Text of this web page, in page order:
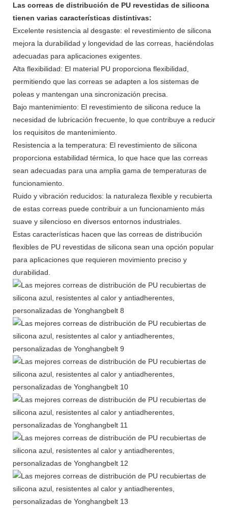
Las correas de distribución de PU revestidas de silicona
tienen varias características distintivas:
Excelente resistencia al desgaste: el revestimiento de silicona
mejora la durabilidad y longevidad de las correas, haciéndolas
adecuadas para aplicaciones exigentes.
Alta flexibilidad: El material PU proporciona flexibilidad,
permitiendo que las correas se adapten a los sistemas de
poleas y mantengan una sincronización precisa.
Bajo mantenimiento: El revestimiento de silicona reduce la
necesidad de lubricación frecuente, lo que contribuye a reducir
los requisitos de mantenimiento.
Resistencia a la temperatura: El revestimiento de silicona
proporciona estabilidad térmica, lo que hace que las correas
sean adecuadas para una amplia gama de temperaturas de
funcionamiento.
Ruido y vibración reducidos: la naturaleza flexible y recubierta
de estas correas puede contribuir a un funcionamiento más
suave y silencioso en diversos entornos industriales.
Estas características hacen que las correas de distribución
flexibles de PU revestidas de silicona sean una opción popular
para aplicaciones que requieren movimiento preciso y
durabilidad.